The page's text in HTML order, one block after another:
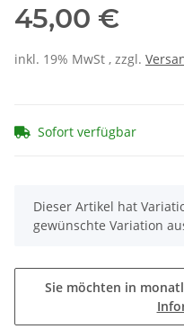
45,00 €
inkl. 19% MwSt , zzgl.
Sofort verfügbar
x
Dieser Artikel hat
gewünschte Variation
Sie möchten in